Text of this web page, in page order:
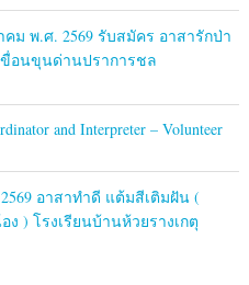
ม พ.ศ. 2569 รับสมัคร อาสารักป่า
อนขุนด่านปราการชล
and Interpreter – Volunteer
อาสาทำดี แต้มสีเติมฝัน (
) โรงเรียนบ้านห้วยรางเกตุ